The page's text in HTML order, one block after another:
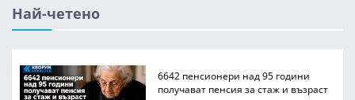
Най-четено
6642 пенсионери над 95 години
получават пенсия за стаж и възраст